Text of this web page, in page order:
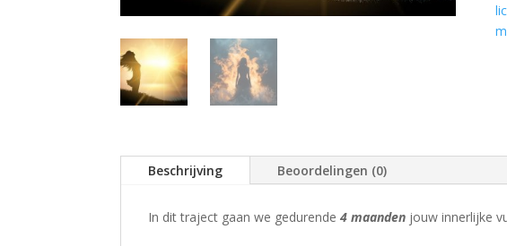
Beschrijving Beoordelingen (0)
In dit traject gaan we gedurende4 maanden jouw innerlijke